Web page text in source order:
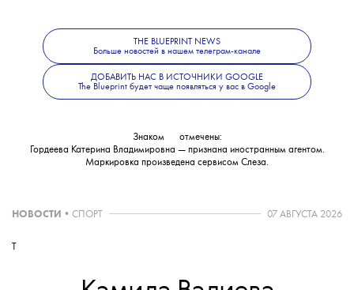
не уточнило. В Следственном комитете
также сообщили, что решается вопрос
об объявлении журналистки
в международный розыск.
THE BLUEPRINT NEWS
Больше новостей в нашем телеграм-канале
ДОБАВИТЬ НАС В ИСТОЧНИКИ GOOGLE
The Blueprint будет чаще появляться у вас в Google
Знаком
отмечены:
Гордеева Катерина Владимировна — признана иностранным агентом.
Маркировка произведена сервисом Слеза.
НОВОСТИ • СПОРТ 07 АВГУСТА 2026
T